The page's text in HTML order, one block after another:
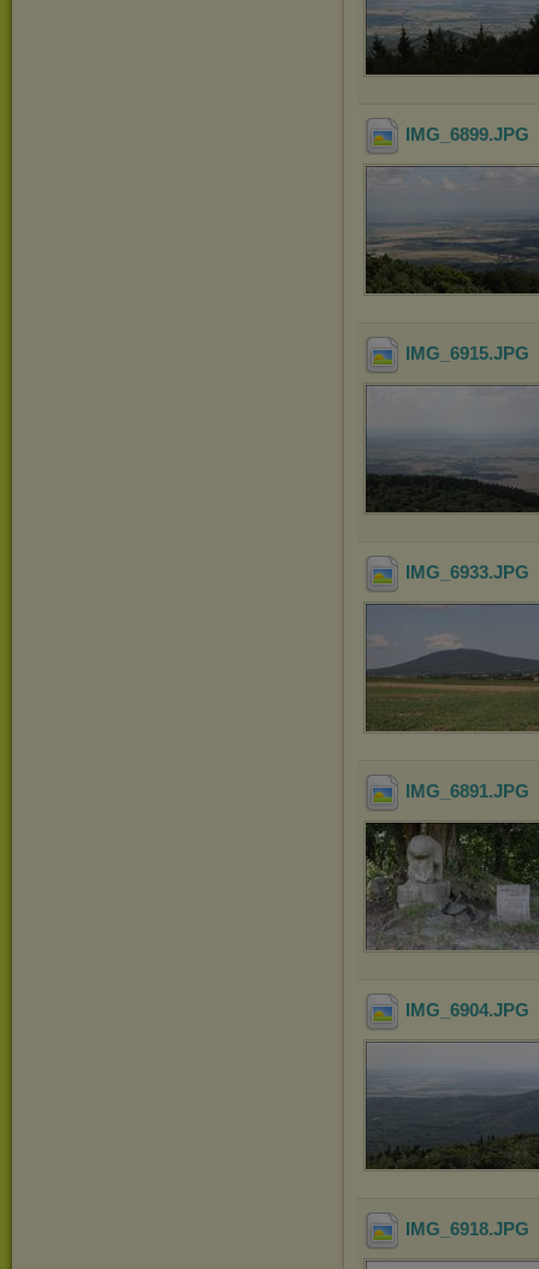
IMG_6899.JPG
IMG_6915.JPG
IMG_6933.JPG
IMG_6891.JPG
IMG_6904.JPG
IMG_6918.JPG